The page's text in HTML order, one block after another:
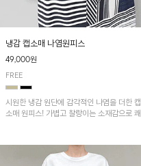
냉감 캡소매 나염원피스
49,000원
FREE
시원한 냉감 원단에 감각적인 나염을 더한 캡
소매 원피스! 가볍고 찰랑이는 소재감으로 쾌